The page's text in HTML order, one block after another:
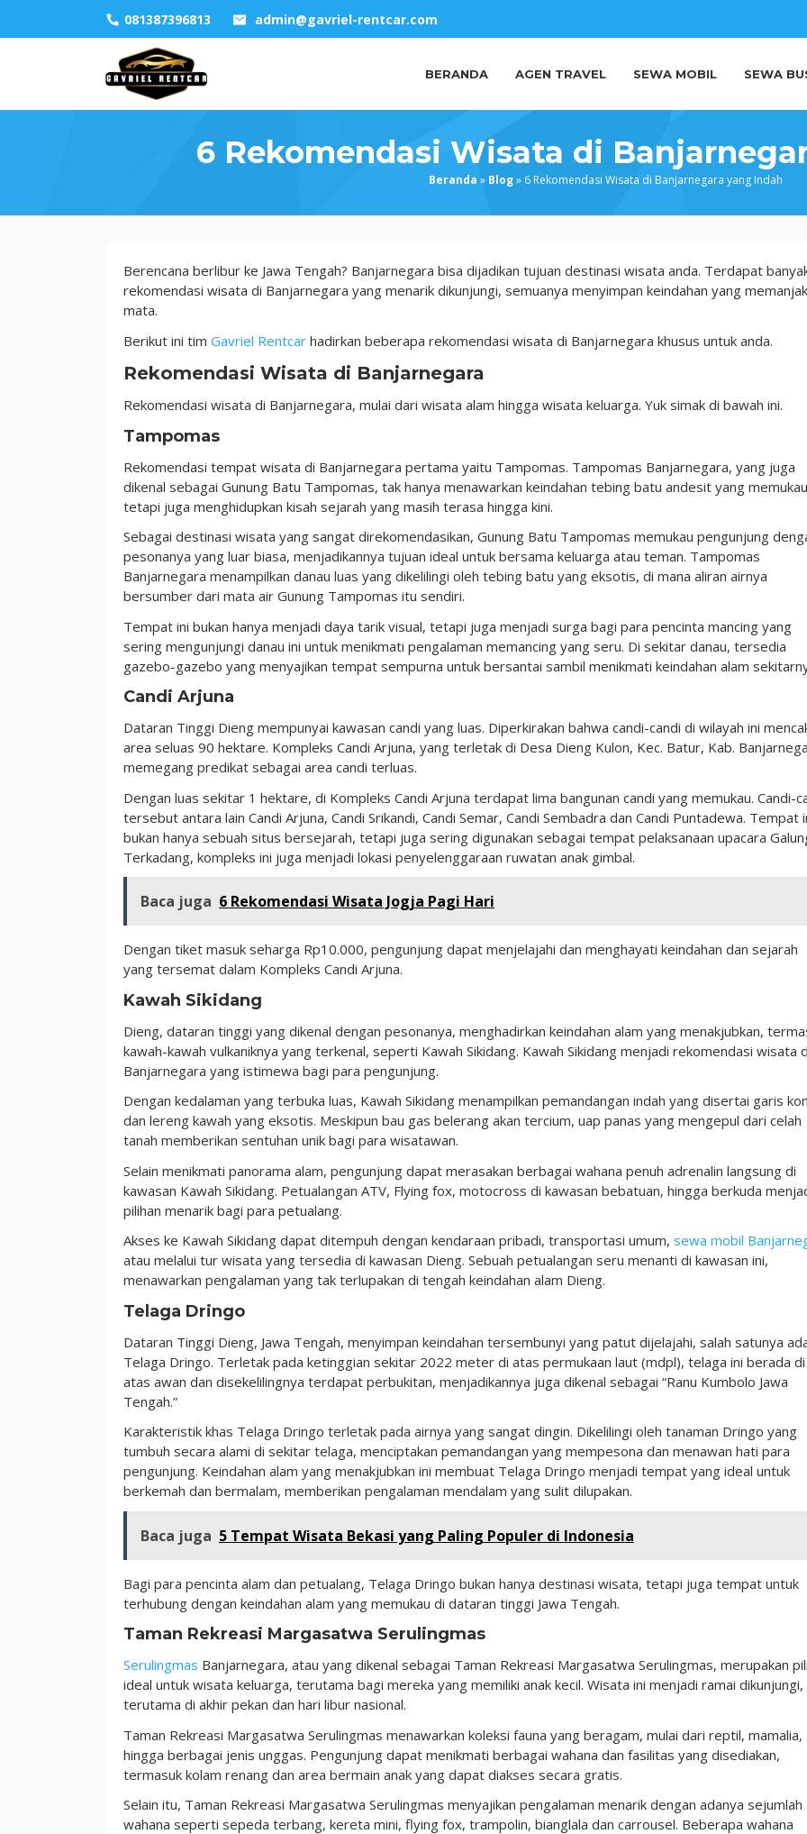
081387396813 admin@gavriel-rentcar.com
BERANDA AGEN TRAVEL SEWA MOBIL SEWA
6 Rekomendasi Wisata di
Beranda » Blog» 6 Rekomendasi Wisata di Banjarnegara yang Indah
6
Rekomendasi
Wisata
Banjarnegara
yang
Berencana berlibur ke Jawa Tengah? Banjarnegara bisa dijadikan tujuan destinasi wisata anda. Terdapat
rekomendasi wisata di Banjarnegara yang menarik dikunjungi, semuanya menyimpan keindahan yang
mata.
Berikut ini tim Gavriel Rentcar hadirkan beberapa rekomendasi wisata di Banjarnegara khusus untuk anda.
Rekomendasi Wisata di Banjarnegara
Rekomendasi wisata di Banjarnegara, mulai dari wisata alam hingga wisata keluarga. Yuk simak di bawah ini.
Tampomas
Rekomendasi tempat wisata di Banjarnegara pertama yaitu Tampomas. Tampomas Banjarnegara, yang juga
dikenal sebagai Gunung Batu Tampomas, tak hanya menawarkan keindahan tebing batu andesit yang
tetapi juga menghidupkan kisah sejarah yang masih terasa hingga kini.
Sebagai destinasi wisata yang sangat direkomendasikan, Gunung Batu Tampomas memukau pengunjung
pesonanya yang luar biasa, menjadikannya tujuan ideal untuk bersama keluarga atau teman. Tampomas
Banjarnegara menampilkan danau luas yang dikelilingi oleh tebing batu yang eksotis, di mana aliran airnya
bersumber dari mata air Gunung Tampomas itu sendiri.
Tempat ini bukan hanya menjadi daya tarik visual, tetapi juga menjadi surga bagi para pencinta mancing yang
sering mengunjungi danau ini untuk menikmati pengalaman memancing yang seru. Di sekitar danau, tersedia
gazebo-gazebo yang menyajikan tempat sempurna untuk bersantai sambil menikmati keindahan alam
Candi Arjuna
Dataran Tinggi Dieng mempunyai kawasan candi yang luas. Diperkirakan bahwa candi-candi di wilayah ini
area seluas 90 hektare. Kompleks Candi Arjuna, yang terletak di Desa Dieng Kulon, Kec. Batur, Kab.
memegang predikat sebagai area candi terluas.
Dengan luas sekitar 1 hektare, di Kompleks Candi Arjuna terdapat lima bangunan candi yang memukau. Candi-
tersebut antara lain Candi Arjuna, Candi Srikandi, Candi Semar, Candi Sembadra dan Candi Puntadewa. Tempat
bukan hanya sebuah situs bersejarah, tetapi juga sering digunakan sebagai tempat pelaksanaan upacara
Terkadang, kompleks ini juga menjadi lokasi penyelenggaraan ruwatan anak gimbal.
Baca juga 6 Rekomendasi Wisata Jogja Pagi Hari
Dengan tiket masuk seharga Rp10.000, pengunjung dapat menjelajahi dan menghayati keindahan dan sejarah
yang tersemat dalam Kompleks Candi Arjuna.
Kawah Sikidang
Dieng, dataran tinggi yang dikenal dengan pesonanya, menghadirkan keindahan alam yang menakjubkan,
kawah-kawah vulkaniknya yang terkenal, seperti Kawah Sikidang. Kawah Sikidang menjadi rekomendasi wisata
Banjarnegara yang istimewa bagi para pengunjung.
Dengan kedalaman yang terbuka luas, Kawah Sikidang menampilkan pemandangan indah yang disertai garis
dan lereng kawah yang eksotis. Meskipun bau gas belerang akan tercium, uap panas yang mengepul dari celah
tanah memberikan sentuhan unik bagi para wisatawan.
Selain menikmati panorama alam, pengunjung dapat merasakan berbagai wahana penuh adrenalin langsung di
kawasan Kawah Sikidang. Petualangan ATV, Flying fox, motocross di kawasan bebatuan, hingga berkuda
pilihan menarik bagi para petualang.
Akses ke Kawah Sikidang dapat ditempuh dengan kendaraan pribadi, transportasi umum, sewa mobil
atau melalui tur wisata yang tersedia di kawasan Dieng. Sebuah petualangan seru menanti di kawasan ini,
menawarkan pengalaman yang tak terlupakan di tengah keindahan alam Dieng.
Telaga Dringo
Dataran Tinggi Dieng, Jawa Tengah, menyimpan keindahan tersembunyi yang patut dijelajahi, salah satunya
Telaga Dringo. Terletak pada ketinggian sekitar 2022 meter di atas permukaan laut (mdpl), telaga ini berada di
atas awan dan disekelilingnya terdapat perbukitan, menjadikannya juga dikenal sebagai “Ranu Kumbolo Jawa
Tengah.”
Karakteristik khas Telaga Dringo terletak pada airnya yang sangat dingin. Dikelilingi oleh tanaman Dringo yang
tumbuh secara alami di sekitar telaga, menciptakan pemandangan yang mempesona dan menawan hati para
pengunjung. Keindahan alam yang menakjubkan ini membuat Telaga Dringo menjadi tempat yang ideal untuk
berkemah dan bermalam, memberikan pengalaman mendalam yang sulit dilupakan.
Baca juga 5 Tempat Wisata Bekasi yang Paling Populer di Indonesia
Bagi para pencinta alam dan petualang, Telaga Dringo bukan hanya destinasi wisata, tetapi juga tempat untuk
terhubung dengan keindahan alam yang memukau di dataran tinggi Jawa Tengah.
Taman Rekreasi Margasatwa Serulingmas
Serulingmas Banjarnegara, atau yang dikenal sebagai Taman Rekreasi Margasatwa Serulingmas, merupakan
ideal untuk wisata keluarga, terutama bagi mereka yang memiliki anak kecil. Wisata ini menjadi ramai dikunjungi,
terutama di akhir pekan dan hari libur nasional.
Taman Rekreasi Margasatwa Serulingmas menawarkan koleksi fauna yang beragam, mulai dari reptil, mamalia,
hingga berbagai jenis unggas. Pengunjung dapat menikmati berbagai wahana dan fasilitas yang disediakan,
termasuk kolam renang dan area bermain anak yang dapat diakses secara gratis.
Selain itu, Taman Rekreasi Margasatwa Serulingmas menyajikan pengalaman menarik dengan adanya sejumlah
wahana seperti sepeda terbang, kereta mini, flying fox, trampolin, bianglala dan carrousel. Beberapa wahana